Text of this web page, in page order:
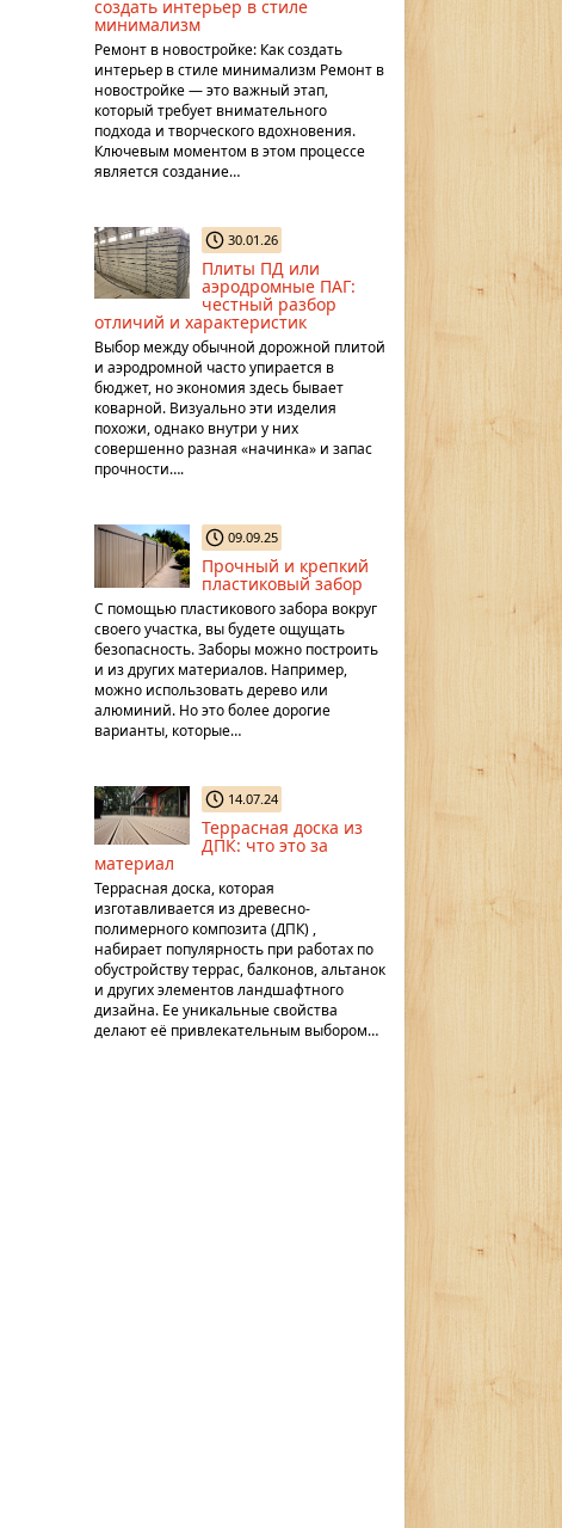
создать интерьер в стиле
минимализм
Ремонт в новостройке: Как создать
интерьер в стиле минимализм Ремонт в
новостройке — это важный этап,
который требует внимательного
подхода и творческого вдохновения.
Ключевым моментом в этом процессе
является создание…
30.01.26
Плиты ПД или
аэродромные ПАГ:
честный разбор
отличий и характеристик
Выбор между обычной дорожной плитой
и аэродромной часто упирается в
бюджет, но экономия здесь бывает
коварной. Визуально эти изделия
похожи, однако внутри у них
совершенно разная «начинка» и запас
прочности….
09.09.25
Прочный и крепкий
пластиковый забор
С помощью пластикового забора вокруг
своего участка, вы будете ощущать
безопасность. Заборы можно построить
и из других материалов. Например,
можно использовать дерево или
алюминий. Но это более дорогие
варианты, которые…
14.07.24
Террасная доска из
ДПК: что это за
материал
Террасная доска, которая
изготавливается из древесно-
полимерного композита (ДПК) ,
набирает популярность при работах по
обустройству террас, балконов, альтанок
и других элементов ландшафтного
дизайна. Ее уникальные свойства
делают её привлекательным выбором…